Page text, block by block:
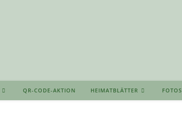
QR-CODE-AKTION HEIMATBLÄTTER FOTOS